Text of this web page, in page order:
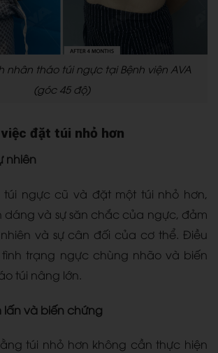
nhân tháo túi ngực tại Bệnh viện AVA
(góc 45 độ)
đặt túi nhỏ hơn
nhiên
túi ngực cũ và đặt một túi nhỏ hơn,
dáng và sự săn chắc của ngực, đảm
và sự cân đối của cơ thể. Điều
trạng ngực chùng nhão và biến
túi nâng lớn.
lấn và biến chứng
túi nhỏ hơn không cần thực hiện